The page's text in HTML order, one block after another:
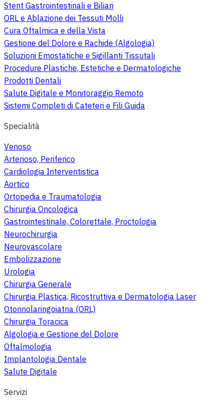
Stent Gastrointestinali e Biliari
ORL e Ablazione dei Tessuti Molli
Cura Oftalmica e della Vista
Gestione del Dolore e Rachide (Algologia)
Soluzioni Emostatiche e Sigillanti Tissutali
Procedure Plastiche, Estetiche e Dermatologiche
Prodotti Dentali
Salute Digitale e Monitoraggio Remoto
Sistemi Completi di Cateteri e Fili Guida
Specialità
Venoso
Arterioso, Periferico
Cardiologia Interventistica
Aortico
Ortopedia e Traumatologia
Chirurgia Oncologica
Gastrointestinale, Colorettale, Proctologia
Neurochirurgia
Neurovascolare
Embolizzazione
Urologia
Chirurgia Generale
Chirurgia Plastica, Ricostruttiva e Dermatologia Laser
Otorinolaringoiatria (ORL)
Chirurgia Toracica
Algologia e Gestione del Dolore
Oftalmologia
Implantologia Dentale
Salute Digitale
Servizi